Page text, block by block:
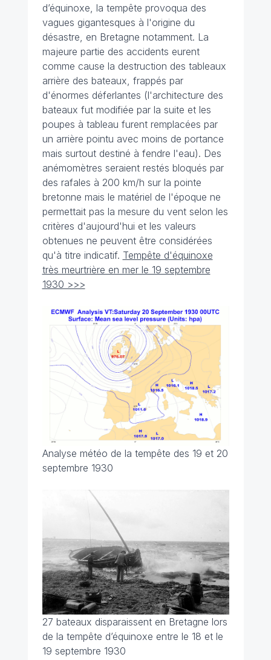
d’équinoxe, la tempête provoqua des
vagues gigantesques à l'origine du
désastre, en Bretagne notamment. La
majeure partie des accidents eurent
comme cause la destruction des tableaux
arrière des bateaux, frappés par
d'énormes déferlantes (l'architecture des
bateaux fut modifiée par la suite et les
poupes à tableau furent remplacées par
un arrière pointu avec moins de portance
mais surtout destiné à fendre l'eau). Des
anémomètres seraient restés bloqués par
des rafales à 200 km/h sur la pointe
bretonne mais le matériel de l'époque ne
permettait pas la mesure du vent selon les
critères d'aujourd'hui et les valeurs
obtenues ne peuvent être considérées
qu'à titre indicatif. Tempête d'équinoxe
très meurtrière en mer le 19 septembre
1930 >>>
Analyse météo de la tempête des 19 et 20
septembre 1930
27 bateaux disparaissent en Bretagne lors
de la tempête d’équinoxe entre le 18 et le
19 septembre 1930